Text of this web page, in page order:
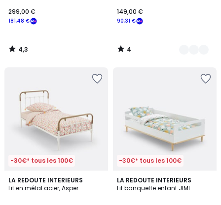
181,48 €
299,00 €
4,3
/
90,31 €
149,00 €
4
/
-30€* tous les 100€
LA REDOUTE INTERIEURS
Lit en métal acier, Asper
4
/
-30€* tous les 100€
LA REDOUTE INTERIEURS
Lit banquette enfant JIMI
3,5
/ 5
2
Couleurs